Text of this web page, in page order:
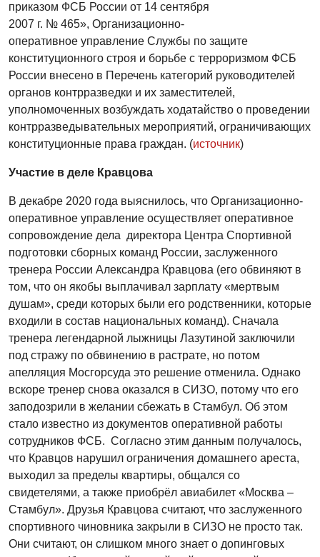
приказом ФСБ России от 14 сентября
2007 г. № 465», Организационно-
оперативное управление Службы по защите
конституционного строя и борьбе с терроризмом ФСБ
России внесено в Перечень категорий руководителей
органов контрразведки и их заместителей,
уполномоченных возбуждать ходатайство о проведении
контрразведывательных мероприятий, ограничивающих
конституционные права граждан. (источник)
Участие в деле Кравцова
В декабре 2020 года выяснилось, что Организационно-
оперативное управление осуществляет оперативное
сопровождение дела директора Центра Спортивной
подготовки сборных команд России, заслуженного
тренера России Александра Кравцова (его обвиняют в
том, что он якобы выплачивал зарплату «мертвым
душам», среди которых были его родственники, которые
входили в состав национальных команд). Сначала
тренера легендарной лыжницы Лазутиной заключили
под стражу по обвинению в растрате, но потом
апелляция Мосгорсуда это решение отменила. Однако
вскоре тренер снова оказался в СИЗО, потому что его
заподозрили в желании сбежать в Стамбул. Об этом
стало известно из документов оперативной работы
сотрудников ФСБ. Согласно этим данным получалось,
что Кравцов нарушил ограничения домашнего ареста,
выходил за пределы квартиры, общался со
свидетелями, а также приобрёл авиабилет «Москва –
Стамбул». Друзья Кравцова считают, что заслуженного
спортивного чиновника закрыли в СИЗО не просто так.
Они считают, он слишком много знает о допинговых